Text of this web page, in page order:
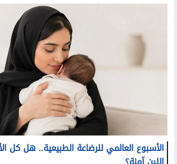
الأسبوع العالمي للرضاعة الطبيعية.. هل كل
اللبن آمنة؟